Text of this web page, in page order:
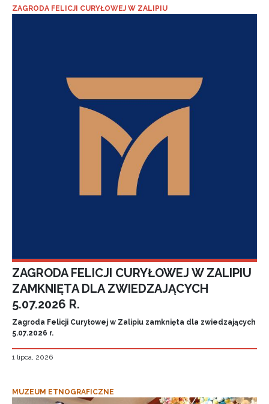
ZAGRODA FELICJI CURYŁOWEJ W ZALIPIU
ZAGRODA FELICJI CURYŁOWEJ W ZALIPIU
ZAMKNIĘTA DLA ZWIEDZAJĄCYCH
5.07.2026 R.
Zagroda Felicji Curyłowej w Zalipiu zamknięta dla zwiedzających
5.07.2026 r.
1 lipca, 2026
MUZEUM ETNOGRAFICZNE